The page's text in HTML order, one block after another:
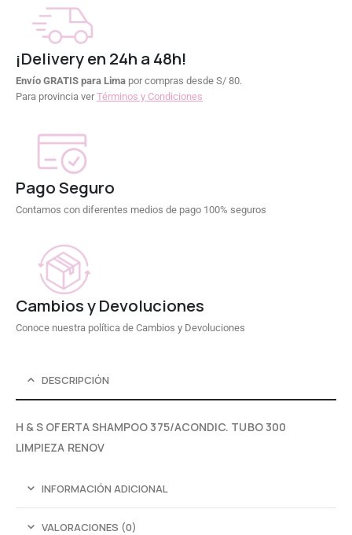
¡Delivery en 24h a 48h!
Envío GRATIS para Lima por compras desde S/ 80.
Para provincia verTérminos y Condiciones
Pago Seguro
Contamos con diferentes medios de pago 100% seguros
Cambios y Devoluciones
Conoce nuestra política de Cambios y Devoluciones
DESCRIPCIÓN
H & S OFERTA SHAMPOO 375/ACONDIC. TUBO 300
LIMPIEZA RENOV
INFORMACIÓN ADICIONAL
VALORACIONES (0)